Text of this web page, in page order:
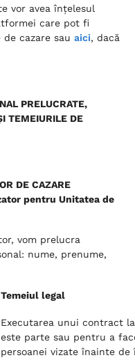
vor avea înțelesul
care pot fi
cazare sau aici, dacă
PRELUCRATE,
TEMEIURILE DE
DE CAZARE
pentru Unitatea de
vom prelucra
nume, prenume,
Temeiul legal
Executarea unui contract
este parte sau pentru a
persoanei vizate înainte de